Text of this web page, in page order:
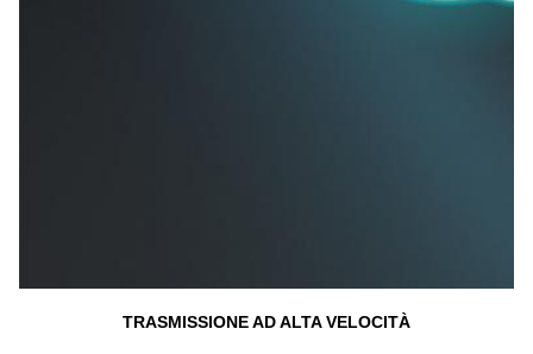
TRASMISSIONE AD ALTA VELOCITÀ